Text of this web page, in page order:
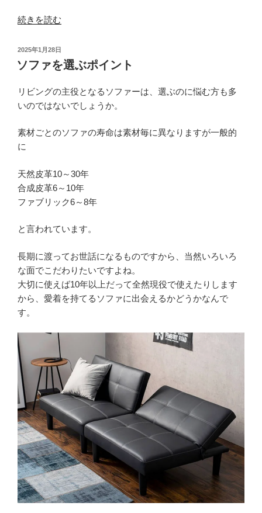
ご
介！”
の
“ソ
ァ
ベ
ド
と
の
続きを読む
投
稿
日:
2025年1月28日
ソファを選ぶポイント
リビングの主役となるソファーは、選ぶのに悩む方も多
いのではないでしょうか。
素材ごとのソファの寿命は素材毎に異なりますが一般的
に
天然皮革10～30年
合成皮革6～10年
ファブリック6～8年
と言われています。
長期に渡ってお世話になるものですから、当然いろいろ
な面でこだわりたいですよね。
大切に使えば10年以上だって全然現役で使えたりします
から、愛着を持てるソファに出会えるかどうかなんで
す。